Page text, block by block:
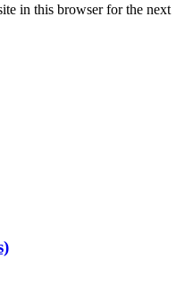
in this browser for the next